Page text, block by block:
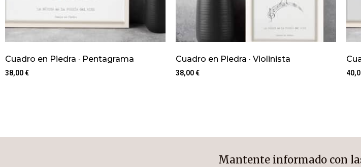
Cuadro en Piedra · Pentagrama
38,00€
Cuadro en Piedra · Violinista
38,00€
Mantente informado con